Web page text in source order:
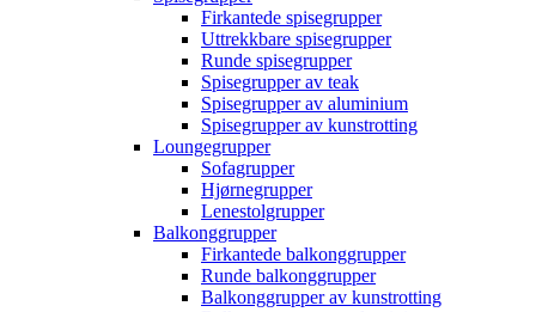
Firkantede spisegrupper
Uttrekkbare spisegrupper
Runde spisegrupper
Spisegrupper av teak
Spisegrupper av aluminium
Spisegrupper av kunstrotting
Loungegrupper
Sofagrupper
Hjørnegrupper
Lenestolgrupper
Balkonggrupper
Firkantede balkonggrupper
Runde balkonggrupper
Balkonggrupper av kunstrotting